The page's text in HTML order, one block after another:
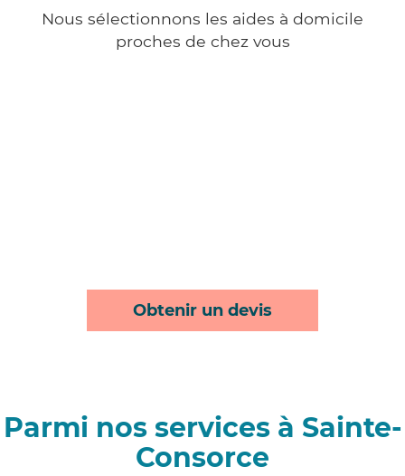
Nous sélectionnons les aides à domicile
proches de chez vous
Obtenir un devis
Parmi nos services à Sainte-
Consorce